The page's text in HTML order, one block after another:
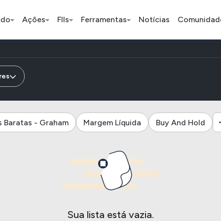
Ações FIIs Ferramentas Notícias
Bradesco Petrobras
Ação
Axia
Stocks
Tesla
Apple
Baratas - Graham Margem Líquida Buy And Hold
Sua lista está vazia.